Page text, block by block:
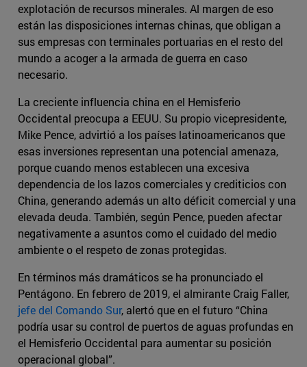
explotación de recursos minerales. Al margen de eso
están las disposiciones internas chinas, que obligan a
sus empresas con terminales portuarias en el resto del
mundo a acoger a la armada de guerra en caso
necesario.
La creciente influencia china en el Hemisferio
Occidental preocupa a EEUU. Su propio vicepresidente,
Mike Pence, advirtió a los países latinoamericanos que
esas inversiones representan una potencial amenaza,
porque cuando menos establecen una excesiva
dependencia de los lazos comerciales y crediticios con
China, generando además un alto déficit comercial y una
elevada deuda. También, según Pence, pueden afectar
negativamente a asuntos como el cuidado del medio
ambiente o el respeto de zonas protegidas.
En términos más dramáticos se ha pronunciado el
Pentágono. En febrero de 2019, el almirante Craig Faller,
jefe del Comando Sur, alertó que en el futuro “China
podría usar su control de puertos de aguas profundas en
el Hemisferio Occidental para aumentar su posición
operacional global”.